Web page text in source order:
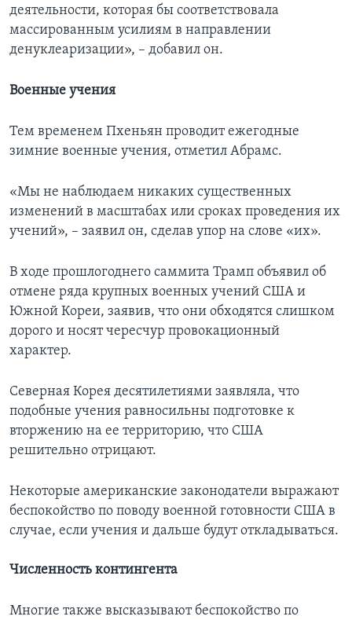
деятельности, которая бы соответствовала
массированным усилиям в направлении
денуклеаризации», – добавил он.
Военные учения
Тем временем Пхеньян проводит ежегодные
зимние военные учения, отметил Абрамс.
«Мы не наблюдаем никаких существенных
изменений в масштабах или сроках проведения их
учений», – заявил он, сделав упор на слове «их».
В ходе прошлогоднего саммита Трамп объявил об
отмене ряда крупных военных учений США и
Южной Кореи, заявив, что они обходятся слишком
дорого и носят чересчур провокационный
характер.
Северная Корея десятилетиями заявляла, что
подобные учения равносильны подготовке к
вторжению на ее территорию, что США
решительно отрицают.
Некоторые американские законодатели выражают
беспокойство по поводу военной готовности США в
случае, если учения и дальше будут откладываться.
Численность контингента
Многие также высказывают беспокойство по